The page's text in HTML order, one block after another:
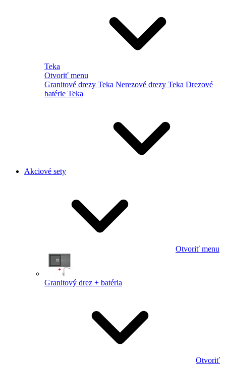
Teka
Otvoriť menu
Granitové drezy Teka Nerezové drezy Teka Drezové
batérie Teka
Akciové sety
Otvoriť menu
Granitový drez + batéria
Otvoriť